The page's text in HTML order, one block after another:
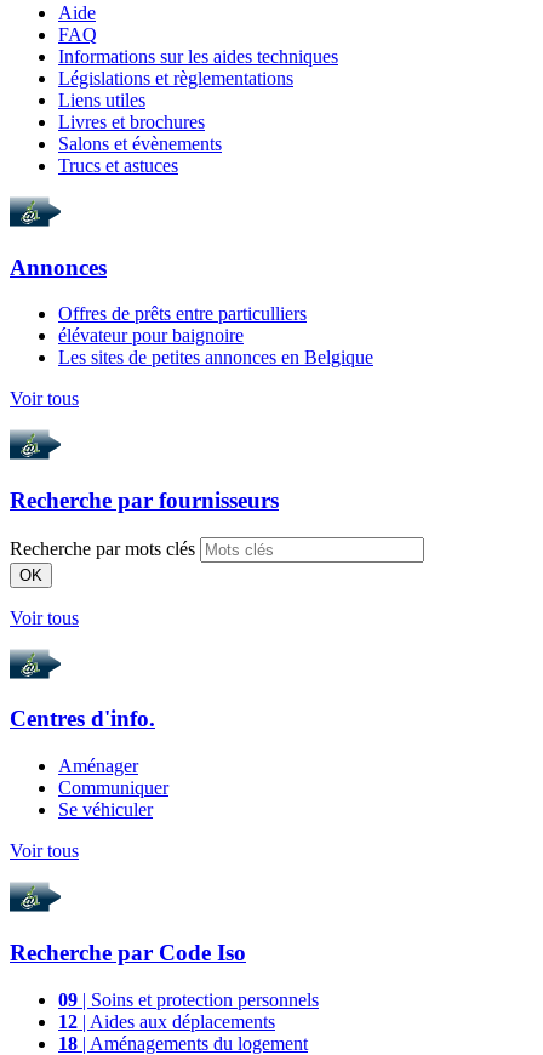
Aide
FAQ
Informations sur les aides techniques
Législations et règlementations
Liens utiles
Livres et brochures
Salons et évènements
Trucs et astuces
Annonces
Offres de prêts entre particulliers
élévateur pour baignoire
Les sites de petites annonces en Belgique
Voir tous
Recherche par fournisseurs
Recherche par mots clés
OK
Voir tous
Centres d'info.
Aménager
Communiquer
Se véhiculer
Voir tous
Recherche par Code Iso
09 | Soins et protection personnels
12 | Aides aux déplacements
18 | Aménagements du logement